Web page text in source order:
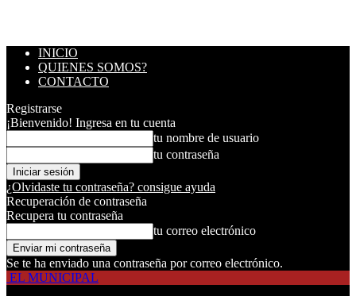
INICIO
QUIENES SOMOS?
CONTACTO
Registrarse
¡Bienvenido! Ingresa en tu cuenta
tu nombre de usuario
tu contraseña
¿Olvidaste tu contraseña? consigue ayuda
Recuperación de contraseña
Recupera tu contraseña
tu correo electrónico
Se te ha enviado una contraseña por correo electrónico.
EL MUNICIPAL